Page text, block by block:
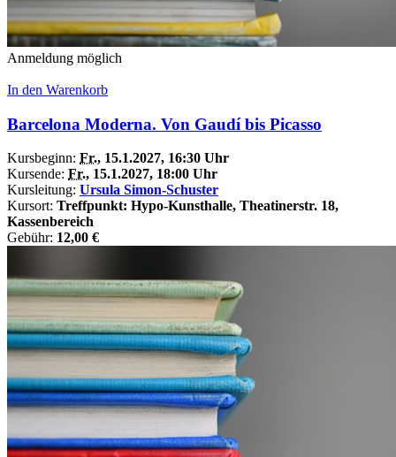
Anmeldung möglich
In den Warenkorb
Barcelona Moderna. Von Gaudí bis Picasso
Kursbeginn: Fr., 15.1.2027, 16:30 Uhr
Kursende: Fr., 15.1.2027, 18:00 Uhr
Kursleitung: Ursula Simon-Schuster
Kursort: Treffpunkt: Hypo-Kunsthalle, Theatinerstr. 18,
Kassenbereich
Gebühr: 12,00 €